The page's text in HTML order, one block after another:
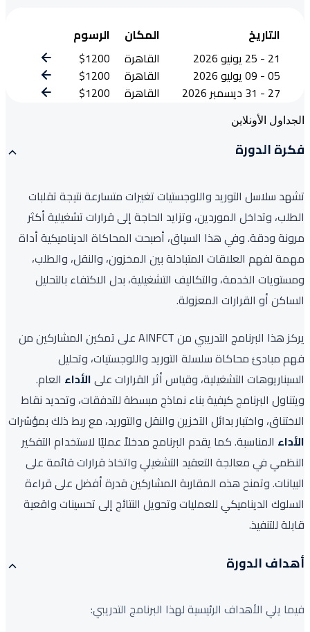
التاريخ المكان
الرسوم
21 - 25 يونيو 2026
القاهرة
$1200
05 - 09 يوليو 2026
القاهرة
$1200
27 - 31 ديسمبر 2026
القاهرة $1200
الجداول الأونلاين
فكرة الدورة
تشهد سلاسل التوريد واللوجستيات تغيرات متسارعة نتيجة تقلبات
الطلب، وتداخل الموردين، وتزايد الحاجة إلى قرارات تشغيلية أكثر
مرونة ودقة. وفي هذا السياق، أصبحت المحاكاة الديناميكية أداة
مهمة لفهم العلاقات المتبادلة بين المخزون، والنقل، والطلب،
ومستويات الخدمة، والتكاليف التشغيلية، بدل الاكتفاء بالتحليل
الساكن أو القرارات المعزولة.
يركز هذا البرنامج التدريبي من AINFCT على تمكين المشاركين من
فهم مبادئ محاكاة سلسلة التوريد واللوجستيات، وتحليل
السيناريوهات التشغيلية، وقياس أثر القرارات علىالأداء العام.
ويتناول البرنامج كيفية بناء نماذج مبسطة للتدفقات، وتحديد نقاط
الاختناق، واختبار بدائل التخزين والنقل والتوريد، مع ربط ذلك بمؤشرات
الأداء المناسبة. كما يقدم البرنامج مدخلاً عمليًا لاستخدام التفكير
النظمي في معالجة التعقيد التشغيلي واتخاذ قرارات قائمة على
البيانات. وتمنح هذه المقاربة المشاركين قدرة أفضل على قراءة
السلوك الديناميكي للعمليات وتحويل النتائج إلى تحسينات واقعية
قابلة للتنفيذ.
أهداف الدورة
فيما يلي الأهداف الرئيسية لهذا البرنامج التدريبي: